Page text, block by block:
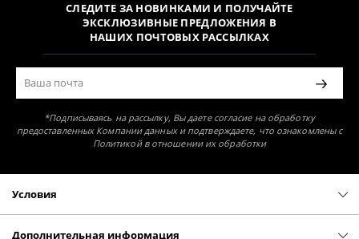
СЛЕДИТЕ ЗА НОВИНКАМИ И ПОЛУЧАЙТЕ
ЭКСКЛЮЗИВНЫЕ ПРЕДЛОЖЕНИЯ В
НАШИХ ПОЧТОВЫХ РАССЫЛКАХ
*Подписываясь на рассылку, Вы даете согласие на обработку
предоставленных Компании данных и подтверждаете, что ознакомлены с
Политикой в отношении их обработки
Условия
Оферта
Дополнительная информация